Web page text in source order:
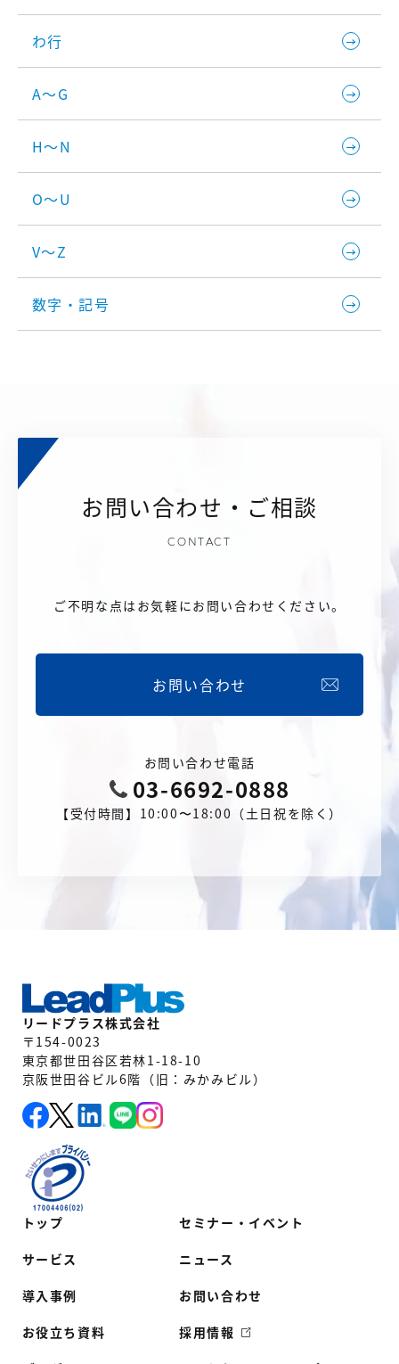
わ行
A～G
H～N
O～U
V～Z
数字・記号
お問い合わせ・ご相談
CONTACT
ご不明な点はお気軽にお問い合わせください。
お問い合わせ
お問い合わせ電話
03-6692-0888
【受付時間】10:00〜18:00（土日祝を除く）
トップ
サービス
導入事例
お役立ち資料
セミナー・イベント
ニュース
お問い合わせ
採用情報
リードプラス株式会社
〒154-0023
東京都世田谷区若林1-18-10
京阪世田谷ビル6階（旧：みかみビル）